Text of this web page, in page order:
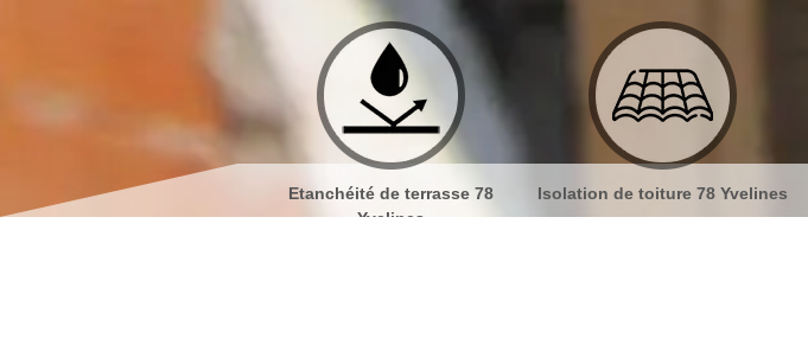
Etanchéité de terrasse 78
Yvelines
Isolation de toiture 78 Yvelines
Nettoyage et démoussage de
toiture 78